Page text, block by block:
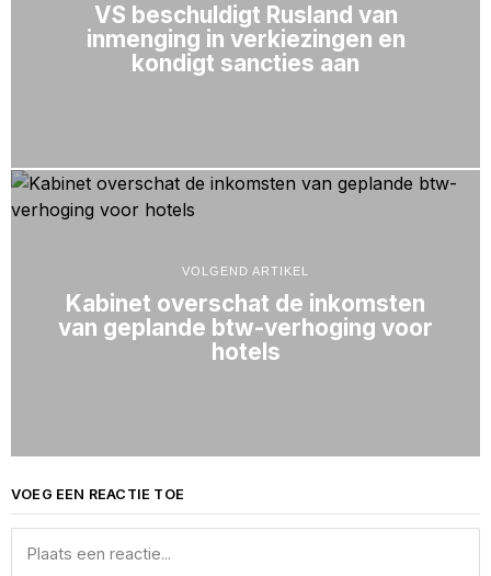
VS beschuldigt Rusland van
inmenging in verkiezingen en
kondigt sancties aan
VOLGEND ARTIKEL
Kabinet overschat de inkomsten
van geplande btw-verhoging voor
hotels
VOEG EEN REACTIE TOE